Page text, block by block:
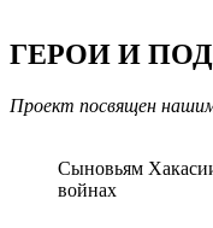
ГЕРОИ И
Проект посвящен
Сыновьям
войнах